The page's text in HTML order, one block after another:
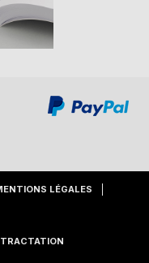
LÉGALES